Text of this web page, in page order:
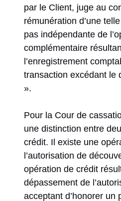
par le Client, juge au
rémunération d’une
pas indépendante de
complémentaire
l’enregistrement
transaction excédant le
».
Pour la Cour de
une distinction entre
crédit. Il existe une
l’autorisation de
opération de crédit
dépassement de
acceptant d’honorer un